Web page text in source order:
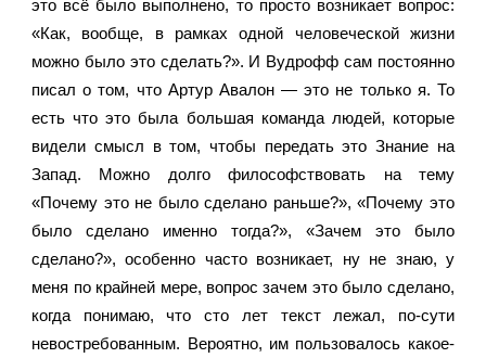
это всё было выполнено, то просто возникает вопрос:
«Как, вообще, в рамках одной человеческой жизни
можно было это сделать?». И Вудрофф сам постоянно
писал о том, что Артур Авалон — это не только я. То
есть что это была большая команда людей, которые
видели смысл в том, чтобы передать это Знание на
Запад. Можно долго философствовать на тему
«Почему это не было сделано раньше?», «Почему это
было сделано именно тогда?», «Зачем это было
сделано?», особенно часто возникает, ну не знаю, у
меня по крайней мере, вопрос зачем это было сделано,
когда понимаю, что сто лет текст лежал, по-сути
невостребованным. Вероятно, им пользовалось какое-